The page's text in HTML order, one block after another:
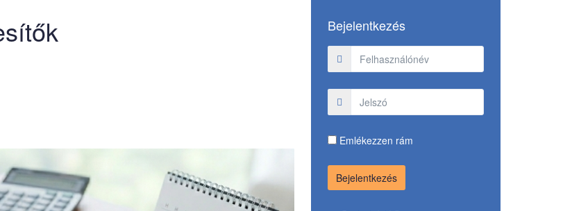
Bejelentkezés
Emlékezzen rám